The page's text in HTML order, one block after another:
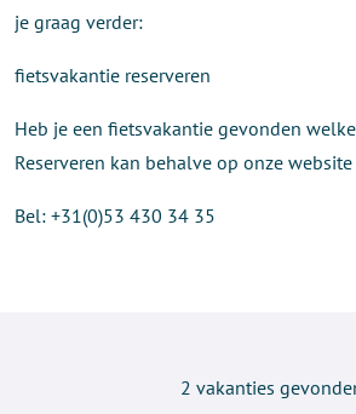
je graag verder:
fietsvakantie reserveren
Heb je een fietsvakantie gevonden
Reserveren kan behalve op onze
Bel: +31(0)53 430 34 35
2 vakanties